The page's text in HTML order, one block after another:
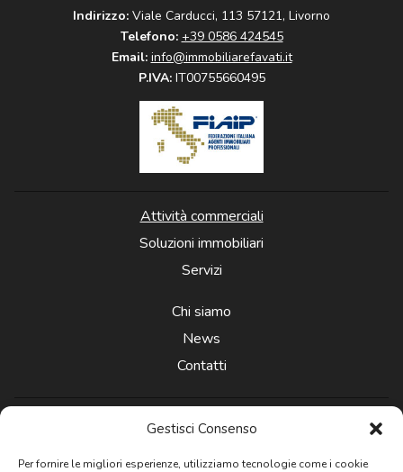
Gestisci Consenso
Per fornire le migliori esperienze, utilizziamo tecnologie come i cookie
Indirizzo: Viale Carducci, 113 57121, Livorno
Telefono: +39 0586 424545
Email: info@immobiliarefavati.it
P.IVA:IT00755660495
Attività commerciali
Soluzioni immobiliari
Servizi
Chi siamo
News
Contatti